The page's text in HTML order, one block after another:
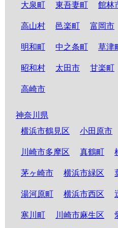
大泉町 東吾妻町 館林
高山村 邑楽町 富岡市
明和町 中之条町 草津
昭和村 太田市 甘楽町
高崎市
神奈川県
横浜市鶴見区
小田原市
川崎市多摩区 真鶴町
茅ヶ崎市 横浜市緑区
湯河原町 横浜市西区
寒川町 川崎市麻生区